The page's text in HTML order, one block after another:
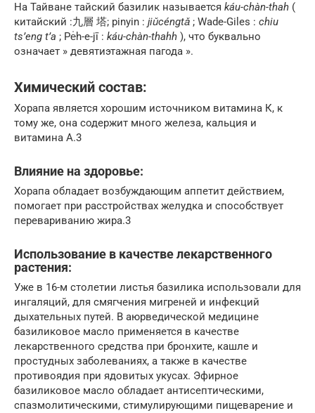
На Тайване тайский базилик называется káu-chàn-thah (
китайский :九層 塔; pinyin : jiǔcéngtǎ ; Wade-Giles : chiu
ts’eng t’a ; Pe̍h-e-jī : káu-chàn-thahh ), что буквально
означает » девятиэтажная пагода ».
Химический состав:
Хорапа является хорошим источником витамина К, к
тому же, она содержит много железа, кальция и
витамина А.3
Влияние на здоровье:
Хорапа обладает возбуждающим аппетит действием,
помогает при расстройствах желудка и способствует
перевариванию жира.3
Использование в качестве лекарственного
растения:
Уже в 16-м столетии листья базилика использовали для
ингаляций, для смягчения мигреней и инфекций
дыхательных путей. В аюрведической медицине
базиликовое масло применяется в качестве
лекарственного средства при бронхите, кашле и
простудных заболеваниях, а также в качестве
противоядия при ядовитых укусах. Эфирное
базиликовое масло обладает антисептическими,
спазмолитическими, стимулирующими пищеварение и